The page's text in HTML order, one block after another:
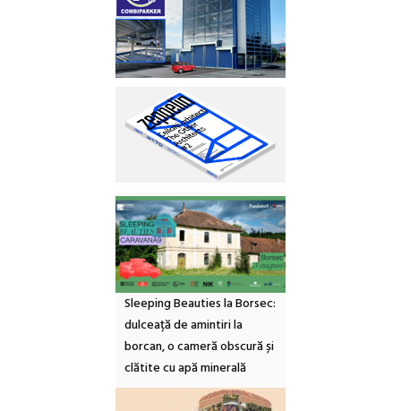
Sleeping Beauties la Borsec:
dulceață de amintiri la
borcan, o cameră obscură și
clătite cu apă minerală